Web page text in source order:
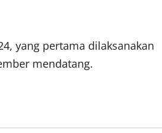
yang pertama dilaksanakan
mendatang.